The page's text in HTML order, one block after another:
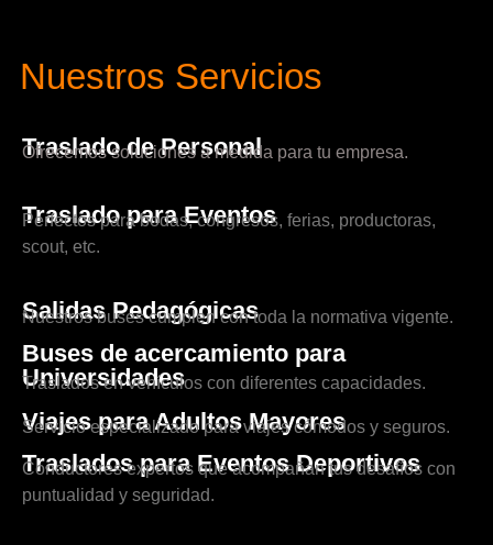
Nuestros Servicios
Traslado de Personal
Ofrecemos soluciones a medida para tu empresa.
Traslado para Eventos
Perfectos para bodas, congresos, ferias, productoras,
scout, etc.
Salidas Pedagógicas
Nuestros buses cumplen con toda la normativa vigente.
Buses de acercamiento para
Universidades
Traslados en vehículos con diferentes capacidades.
Viajes para Adultos Mayores
Servicio especializado para viajes cómodos y seguros.
Traslados para Eventos Deportivos
Conductores expertos que acompañan tus desafíos con
puntualidad y seguridad.